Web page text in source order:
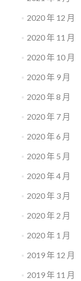
2020 年 12 月
2020 年 11 月
2020 年 10 月
2020 年 9 月
2020 年 8 月
2020 年 7 月
2020 年 6 月
2020 年 5 月
2020 年 4 月
2020 年 3 月
2020 年 2 月
2020 年 1 月
2019 年 12 月
2019 年 11 月